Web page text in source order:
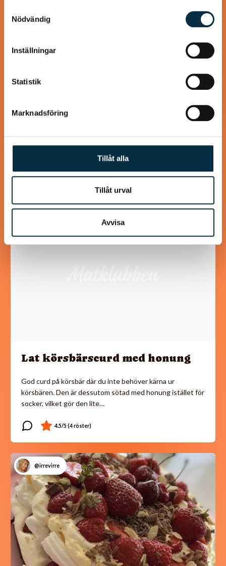
annons- och analysföretag som vi samarbetar med.
Dessa kan i sin tur kombinera informationen med annan
information som du har tillhandahållit eller som de har
samlat in när du har använt deras tjänster.
Nödvändig
Inställningar
Statistik
Marknadsföring
Tillåt alla
Tillåt urval
Avvisa
pannkakor
Detta recept innehåller mer ägg än ett vanligt
pannkaksrecept, eftersom det mättar mer och eftersom
det behövs för att binda ihop det glutenfria mjölet.…
Lat körsbärscurd med honung
God curd på körsbär där du inte behöver kärna ur
körsbären. Den är dessutom sötad med honung istället för
socker, vilket gör den lite…
@irrevirre